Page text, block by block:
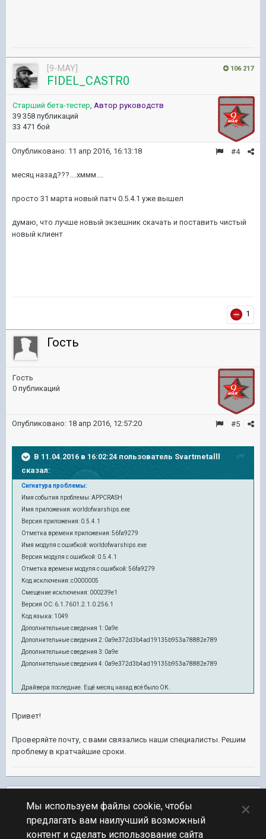
106 217
[9-MAY]
FIDEL_CASTR0
Старший бета-тестер, Автор руководств
39 358 публикаций
33 471 бой
#4
Опубликовано: 11 апр 2016, 16:13:18
месяц назад???....хммм....
просто 31 марта новый патч 0.5.4.1 уже вышел
думаю, что лучше новый экзешник скачать и поставить чистый
новый клиент
1
Гость
Гость
0 публикаций
#5
Опубликовано: 18 апр 2016, 12:57:20
В 11.04.2016 в 16:02:24 пользователь Svartmetalll
сказал:
Сигнатура проблемы:
Имя события проблемы: APPCRASH
Имя приложения: worldofwarships.exe
Версия приложения: 0.5.4.1
Отметка времени приложения: 56fa9279
Имя модуля с ошибкой: worldofwarships.exe
Версия модуля с ошибкой: 0.5.4.1
Отметка времени модуля с ошибкой: 56fa9279
Код исключения: c0000005
Смещение исключения: 000239e1
Версия ОС: 6.1.7601.2.1.0.256.1
Код языка: 1049
Дополнительные сведения 1: 0a9e
Дополнительные сведения 2: 0a9e372d3b4ad19135b953a78882e789
Дополнительные сведения 3: 0a9e
Дополнительные сведения 4: 0a9e372d3b4ad19135b953a78882e789
Драйвера последние. Ещё месяц назад всё было ОК.
Привет!
Проверяйте почту, с вами связались наши специалисты. Решим
проблему в кратчайшие сроки.
ПЕРЕЙТИ К СПИСКУ ТЕМ
Мы используем файлы cookie, чтобы
предлагать вам наилучший возможный
контент и сделать использование сайта
×